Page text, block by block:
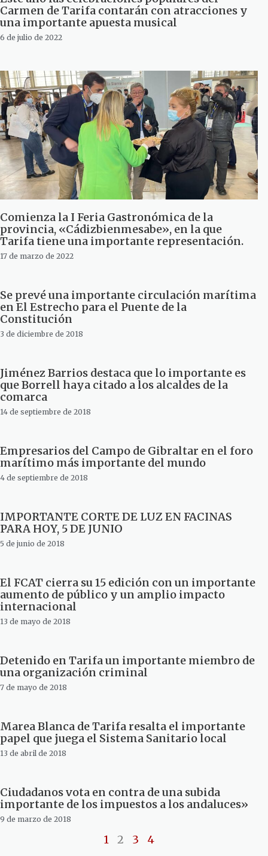
Carmen de Tarifa contarán con atracciones y
una importante apuesta musical
6 de julio de 2022
Comienza la I Feria Gastronómica de la
provincia, «Cádizbienmesabe», en la que
Tarifa tiene una importante representación.
17 de marzo de 2022
Se prevé una importante circulación marítima
en El Estrecho para el Puente de la
Constitución
3 de diciembre de 2018
Jiménez Barrios destaca que lo importante es
que Borrell haya citado a los alcaldes de la
comarca
14 de septiembre de 2018
Empresarios del Campo de Gibraltar en el foro
marítimo más importante del mundo
4 de septiembre de 2018
IMPORTANTE CORTE DE LUZ EN FACINAS
PARA HOY, 5 DE JUNIO
5 de junio de 2018
El FCAT cierra su 15 edición con un importante
aumento de público y un amplio impacto
internacional
13 de mayo de 2018
Detenido en Tarifa un importante miembro de
una organización criminal
7 de mayo de 2018
Marea Blanca de Tarifa resalta el importante
papel que juega el Sistema Sanitario local
13 de abril de 2018
Ciudadanos vota en contra de una subida
importante de los impuestos a los andaluces»
9 de marzo de 2018
1 2 3 4